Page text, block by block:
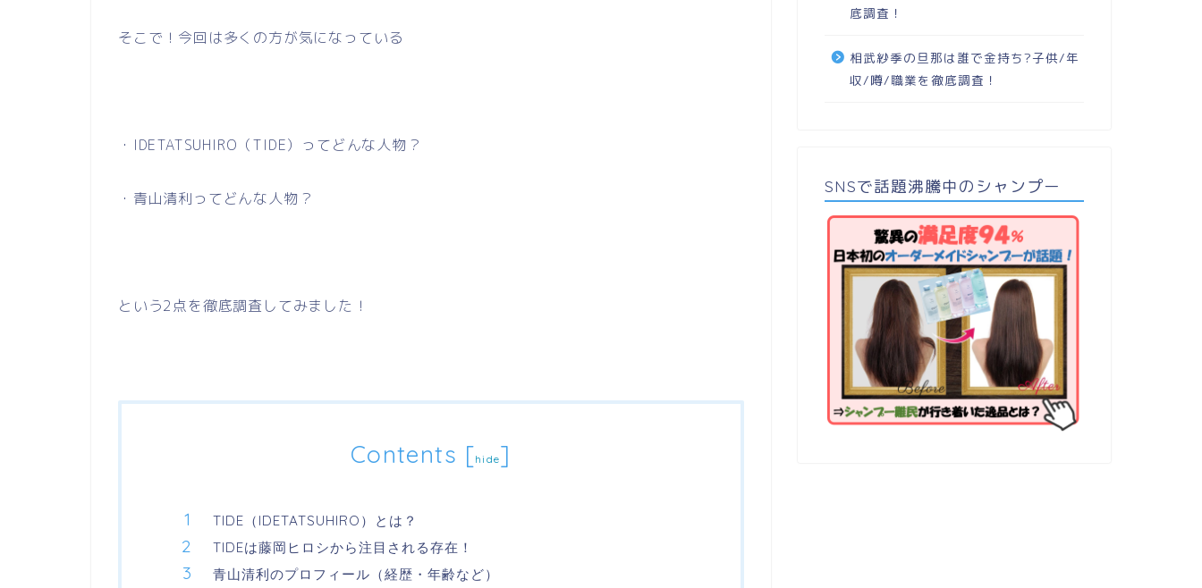
そこで！今回は多くの方が気になっている
・ IDETATSUHIRO （TIDE）ってどんな人物？
・青山清利ってどんな人物？
という2 点を徹底調査してみました！
Contents [hide]
TIDE（IDETATSUHIRO）とは？
TIDEは藤岡ヒロシから注目される存在！
青山清利のプロフィール（経歴・年齢など）
底調査！
相武紗季の旦那は誰で金持ち?子供/年
収/噂/職業を徹底調査！
SNSで話題沸騰中のシャンプー